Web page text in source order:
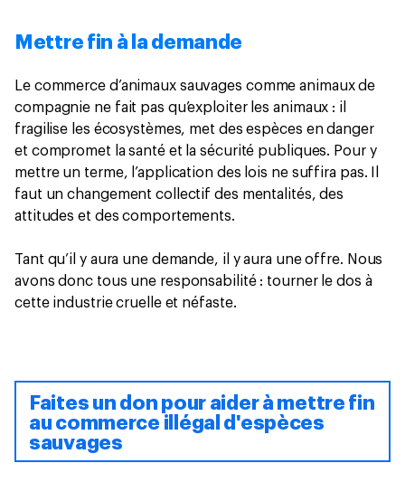
Mettre fin à la demande
Le commerce d’animaux sauvages comme animaux de
compagnie ne fait pas qu’exploiter les animaux : il
fragilise les écosystèmes, met des espèces en danger
et compromet la santé et la sécurité publiques. Pour y
mettre un terme, l’application des lois ne suffira pas. Il
faut un changement collectif des mentalités, des
attitudes et des comportements.
Tant qu’il y aura une demande, il y aura une offre. Nous
avons donc tous une responsabilité : tourner le dos à
cette industrie cruelle et néfaste.
Faites un don pour aider à mettre fin
au commerce illégal d'espèces
sauvages